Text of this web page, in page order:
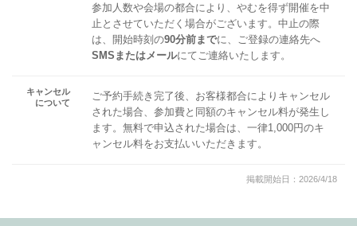
参加人数や会場の都合により、やむを得ず開催を中
止とさせていただく場合がございます。中止の際
は、開始時刻の90分前までに、ご登録の連絡先へ
SMSまたはメールにてご連絡いたします。
キャンセル
について
ご予約手続き完了後、お客様都合によりキャンセル
された場合、参加費と同額のキャンセル料が発生し
ます。無料で申込された場合は、一律1,000円のキ
ャンセル料をお支払いいただきます。
掲載開始日：2026/4/18